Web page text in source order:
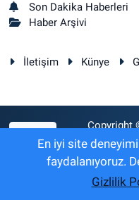
Son Dakika Haberleri
Haber Arşivi
İletişim Künye
Copyright
Haber
En iyi site
faydalanıyoruz.
Gizlilik